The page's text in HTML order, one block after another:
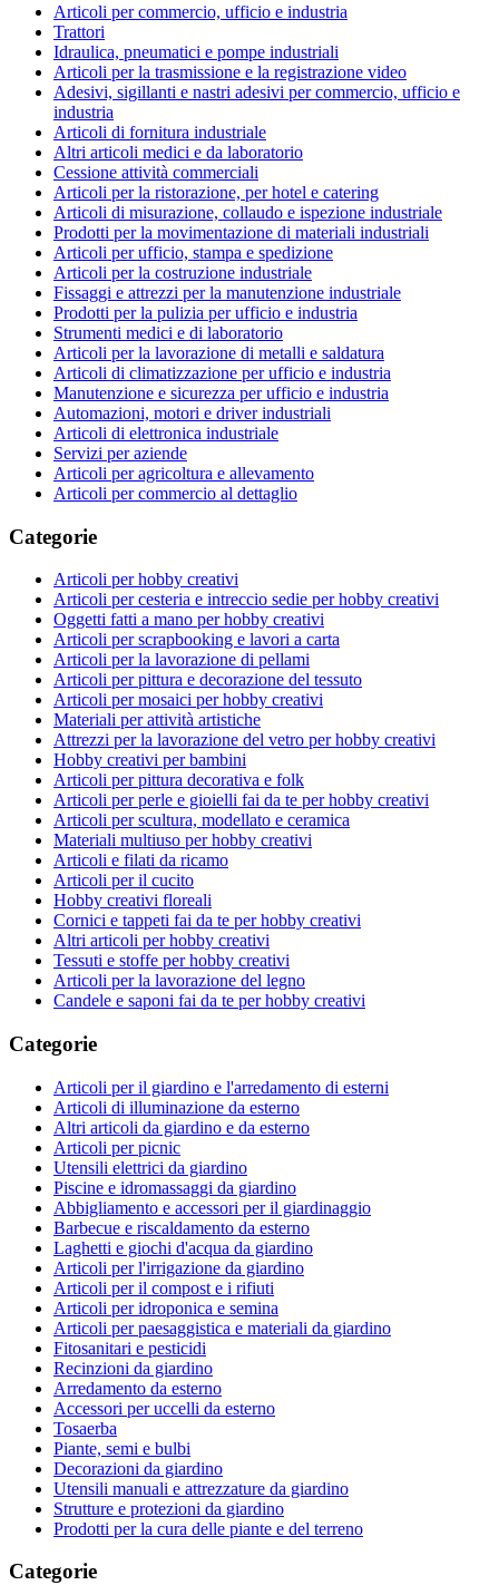
Articoli per commercio, ufficio e industria
Trattori
Idraulica, pneumatici e pompe industriali
Articoli per la trasmissione e la registrazione video
Adesivi, sigillanti e nastri adesivi per commercio, ufficio e
industria
Articoli di fornitura industriale
Altri articoli medici e da laboratorio
Cessione attività commerciali
Articoli per la ristorazione, per hotel e catering
Articoli di misurazione, collaudo e ispezione industriale
Prodotti per la movimentazione di materiali industriali
Articoli per ufficio, stampa e spedizione
Articoli per la costruzione industriale
Fissaggi e attrezzi per la manutenzione industriale
Prodotti per la pulizia per ufficio e industria
Strumenti medici e di laboratorio
Articoli per la lavorazione di metalli e saldatura
Articoli di climatizzazione per ufficio e industria
Manutenzione e sicurezza per ufficio e industria
Automazioni, motori e driver industriali
Articoli di elettronica industriale
Servizi per aziende
Articoli per agricoltura e allevamento
Articoli per commercio al dettaglio
Categorie
Articoli per hobby creativi
Articoli per cesteria e intreccio sedie per hobby creativi
Oggetti fatti a mano per hobby creativi
Articoli per scrapbooking e lavori a carta
Articoli per la lavorazione di pellami
Articoli per pittura e decorazione del tessuto
Articoli per mosaici per hobby creativi
Materiali per attività artistiche
Attrezzi per la lavorazione del vetro per hobby creativi
Hobby creativi per bambini
Articoli per pittura decorativa e folk
Articoli per perle e gioielli fai da te per hobby creativi
Articoli per scultura, modellato e ceramica
Materiali multiuso per hobby creativi
Articoli e filati da ricamo
Articoli per il cucito
Hobby creativi floreali
Cornici e tappeti fai da te per hobby creativi
Altri articoli per hobby creativi
Tessuti e stoffe per hobby creativi
Articoli per la lavorazione del legno
Candele e saponi fai da te per hobby creativi
Categorie
Articoli per il giardino e l'arredamento di esterni
Articoli di illuminazione da esterno
Altri articoli da giardino e da esterno
Articoli per picnic
Utensili elettrici da giardino
Piscine e idromassaggi da giardino
Abbigliamento e accessori per il giardinaggio
Barbecue e riscaldamento da esterno
Laghetti e giochi d'acqua da giardino
Articoli per l'irrigazione da giardino
Articoli per il compost e i rifiuti
Articoli per idroponica e semina
Articoli per paesaggistica e materiali da giardino
Fitosanitari e pesticidi
Recinzioni da giardino
Arredamento da esterno
Accessori per uccelli da esterno
Tosaerba
Piante, semi e bulbi
Decorazioni da giardino
Utensili manuali e attrezzature da giardino
Strutture e protezioni da giardino
Prodotti per la cura delle piante e del terreno
Categorie